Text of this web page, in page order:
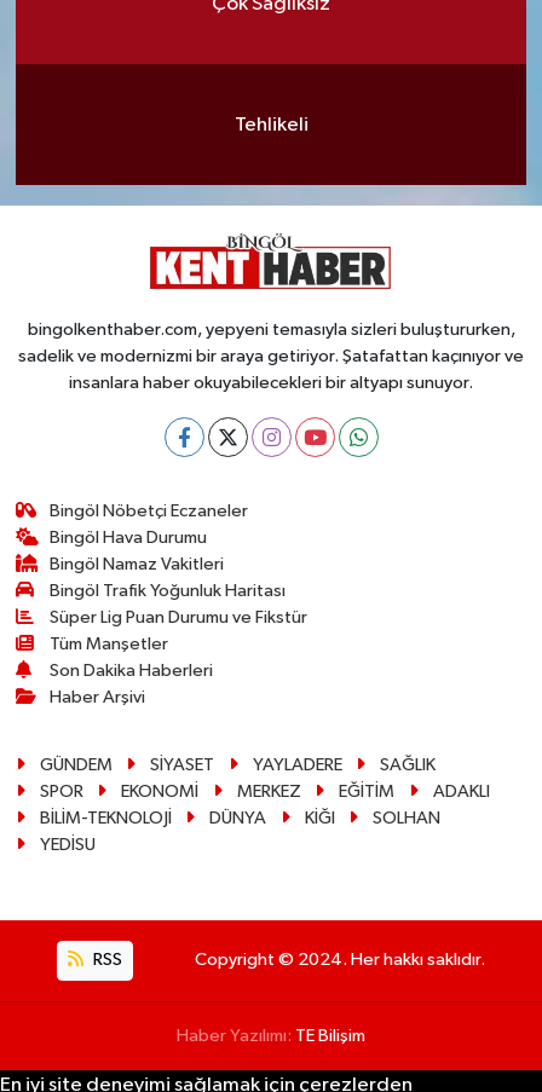
Çok Sağlıksız
Tehlikeli
bingolkenthaber.com, yepyeni temasıyla sizleri buluştururken,
sadelik ve modernizmi bir araya getiriyor. Şatafattan kaçınıyor ve
insanlara haber okuyabilecekleri bir altyapı sunuyor.
Bingöl Nöbetçi Eczaneler
Bingöl Hava Durumu
Bingöl Namaz Vakitleri
Bingöl Trafik Yoğunluk Haritası
Süper Lig Puan Durumu ve Fikstür
Tüm Manşetler
Son Dakika Haberleri
Haber Arşivi
GÜNDEM SİYASET YAYLADERE
SAĞLIK
SPOR
EKONOMİ MERKEZ EĞİTİM
ADAKLI
BİLİM-TEKNOLOJİ
DÜNYA KİĞI
SOLHAN
YEDİSU
RSS Copyright © 2024. Her hakkı saklıdır.
Haber Yazılımı: TE Bilişim
En iyi site deneyimi sağlamak için çerezlerden